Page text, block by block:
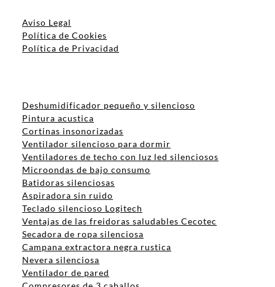
Aviso Legal
Política de Cookies
Política de Privacidad
Deshumidificador pequeño y silencioso
Pintura acustica
Cortinas insonorizadas
Ventilador silencioso para dormir
Ventiladores de techo con luz led silenciosos
Microondas de bajo consumo
Batidoras silenciosas
Aspiradora sin ruido
Teclado silencioso Logitech
Ventajas de las freidoras saludables Cecotec
Secadora de ropa silenciosa
Campana extractora negra rustica
Nevera silenciosa
Ventilador de pared